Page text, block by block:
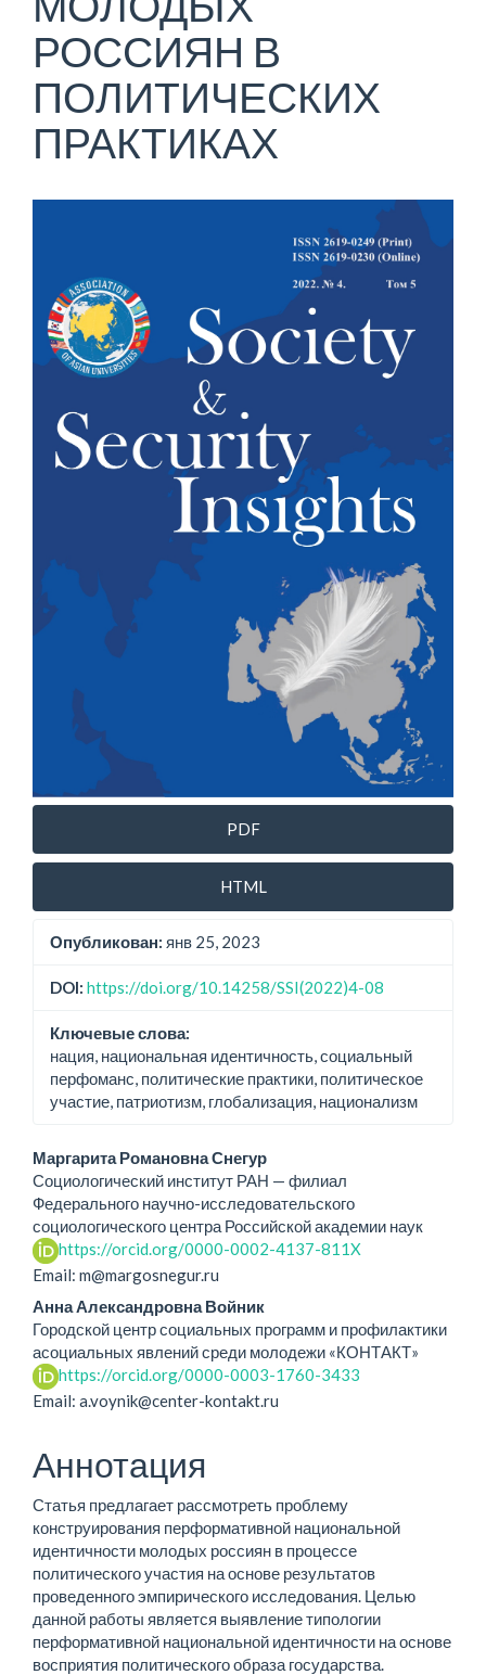
РОССИЯН В
ПОЛИТИЧЕСКИХ
ПРАКТИКАХ
панели
PDF
HTML
Опубликован: янв 25, 2023
DOI: https://doi.org/10.14258/SSI(2022)4-08
Ключевые слова:
нация, национальная идентичность, социальный
перфоманс, политические практики, политическое
участие, патриотизм, глобализация, национализм
Основное
содержание
статьи
Маргарита Романовна Снегур
Социологический институт РАН — филиал
Федерального научно-исследовательского
социологического центра Российской академии наук
https://orcid.org/0000-0002-4137-811X
Email: m@margosnegur.ru
Анна Александровна Войник
Городской центр социальных программ и профилактики
асоциальных явлений среди молодежи «КОНТАКТ»
https://orcid.org/0000-0003-1760-3433
Email: a.voynik@center-kontakt.ru
Аннотация
Статья предлагает рассмотреть проблему
конструирования перформативной национальной
идентичности молодых россиян в процессе
политического участия на основе результатов
проведенного эмпирического исследования. Целью
данной работы является выявление типологии
перформативной национальной идентичности на основе
восприятия политического образа государства.